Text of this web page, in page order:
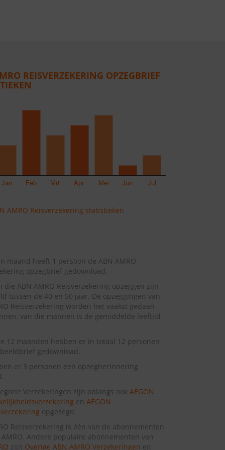
REISVERZEKERING OPZEGBRIEF
AMRO Reisverzekering statistieken
maand heeft 1 persoon de ABN AMRO
opzegbrief gedownload.
die ABN AMRO Reisverzekering opzeggen zijn
tussen de 40 en 50 jaar. De opzeggingen van
Reisverzekering worden het vaakst gedaan
van die mannen is de gemiddelde leeftijd
12 maanden hebben er in totaal 12 personen
gedownload.
er 3 personen een opzegherinnering
Verzekeringen zijn onlangs ook AEGON
en AEGON
opgezegd.
Reisverzekering is één van de abonnementen
AMRO. Andere populaire abonnementen van
zijn Overige ABN AMRO Verzekeringen en